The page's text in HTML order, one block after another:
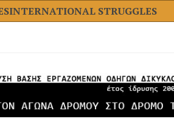
INTERNATIONAL STRUGGLES